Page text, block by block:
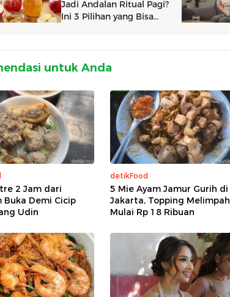
untuk Anda
2 Jam dari
Buka Demi Cicip
Udin
detikFood
5 Mie Ayam Jamur Gurih di
Jakarta, Topping Melimpah
Mulai Rp 18 Ribuan